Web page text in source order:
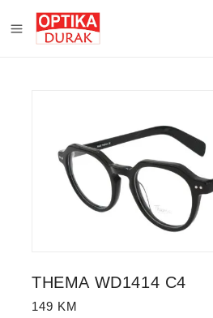
THEMA WD1414 C4
149 KM